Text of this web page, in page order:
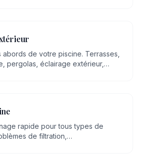
abords de votre piscine. Terrasses,
pergolas, éclairage extérieur,
rapide pour tous types de
de filtration,